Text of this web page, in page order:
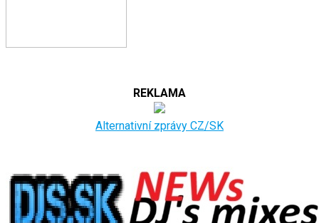
REKLAMA
Alternativní zprávy CZ/SK